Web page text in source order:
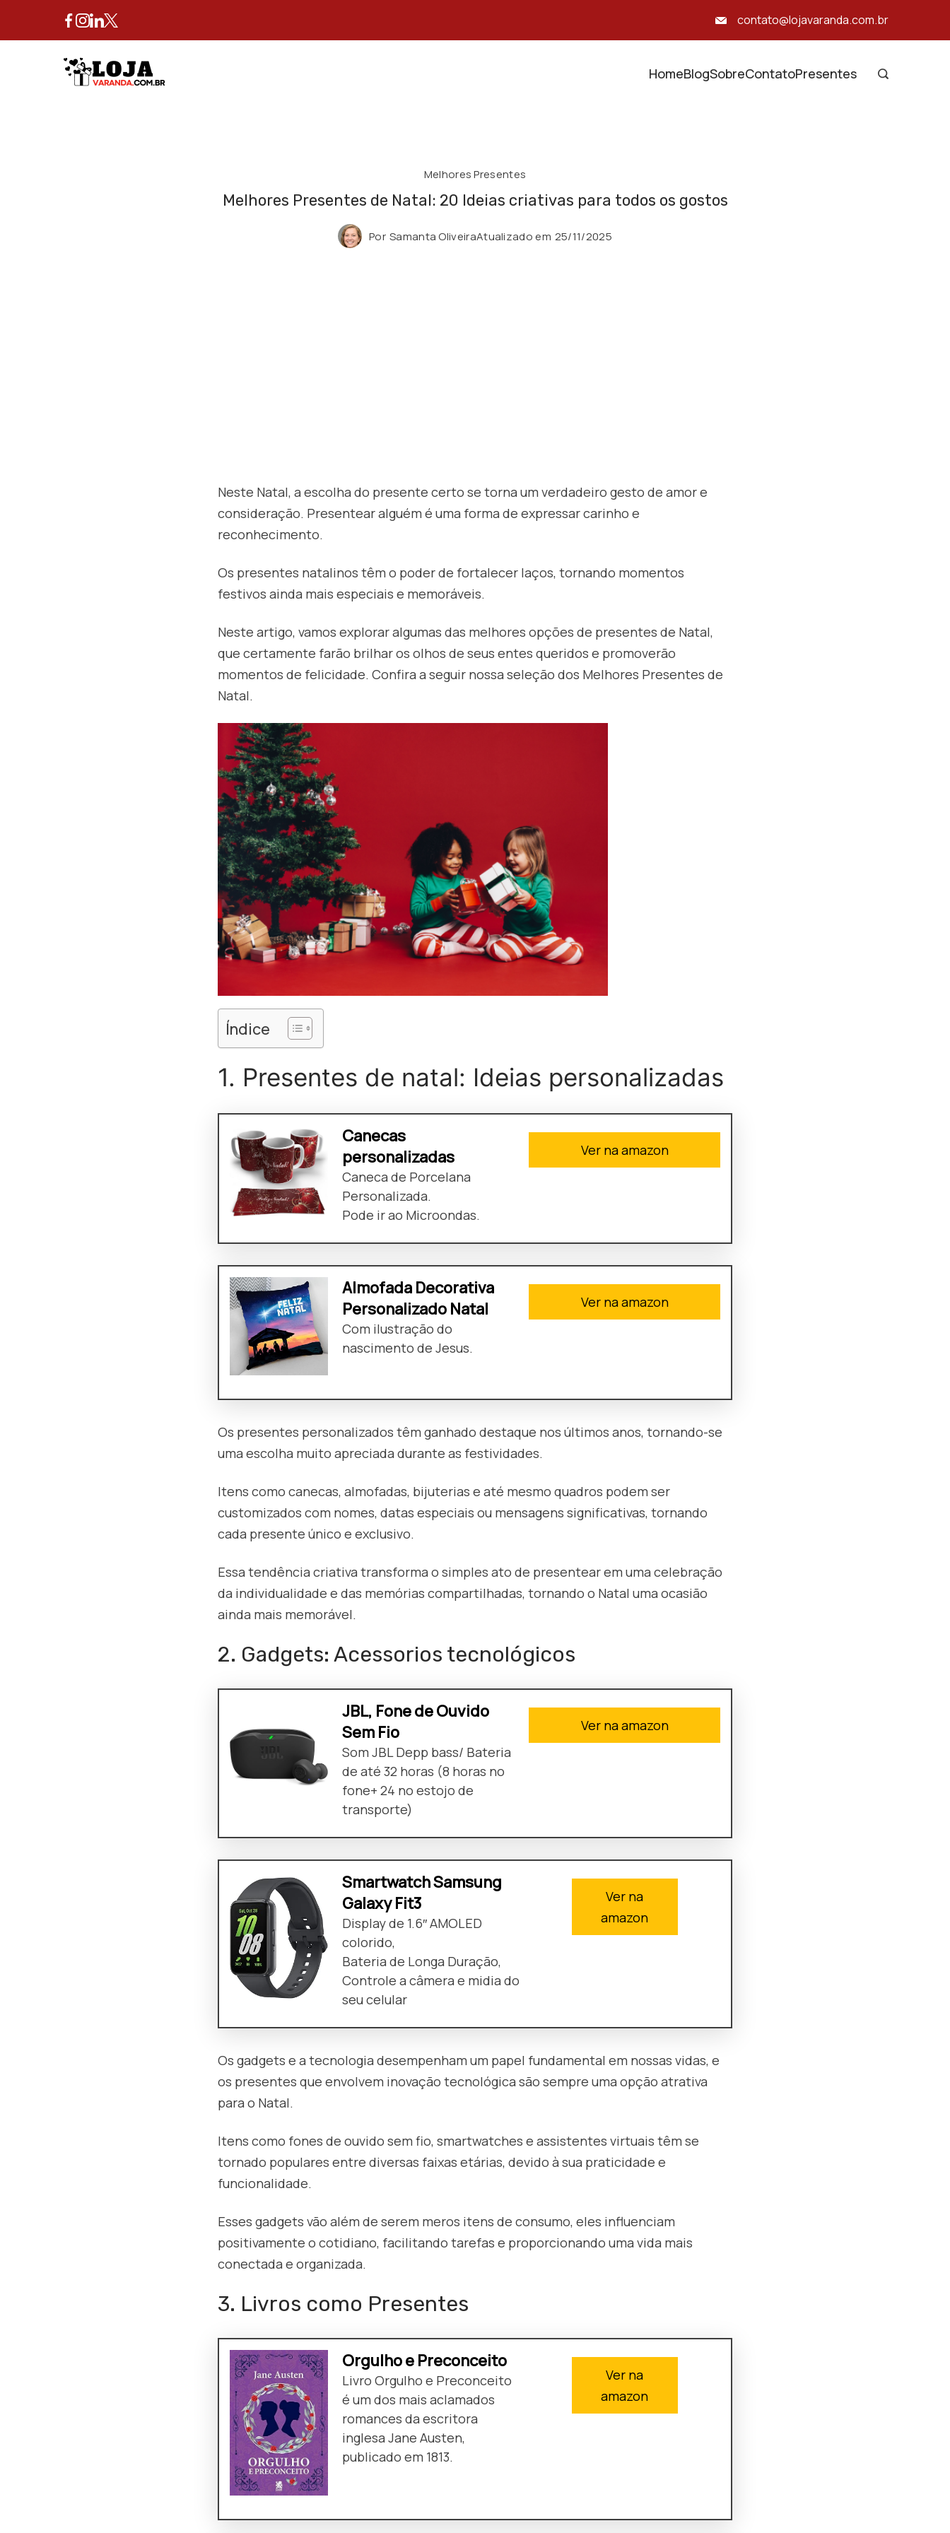
contato@lojavaranda.com.br
HomeBlogSobreContatoPresentes
Melhores Presentes
Melhores Presentes de Natal: 20 Ideias criativas para todos os gostos
Por Samanta OliveiraAtualizado em 25/11/2025
Neste Natal, a escolha do presente certo se torna um verdadeiro gesto de amor e
consideração. Presentear alguém é uma forma de expressar carinho e
reconhecimento.
Os presentes natalinos têm o poder de fortalecer laços, tornando momentos
festivos ainda mais especiais e memoráveis.
Neste artigo, vamos explorar algumas das melhores opções de presentes de Natal,
que certamente farão brilhar os olhos de seus entes queridos e promoverão
momentos de felicidade. Confira a seguir nossa seleção dos Melhores Presentes de
Natal.
Índice
1. Presentes de natal: Ideias personalizadas
Canecas
personalizadas
Caneca de Porcelana
Personalizada.
Pode ir ao Microondas.
Ver na amazon
Almofada Decorativa
Personalizado Natal
Com ilustração do
nascimento de Jesus.
Ver na amazon
Os presentes personalizados têm ganhado destaque nos últimos anos, tornando-se
uma escolha muito apreciada durante as festividades.
Itens como canecas, almofadas, bijuterias e até mesmo quadros podem ser
customizados com nomes, datas especiais ou mensagens significativas, tornando
cada presente único e exclusivo.
Essa tendência criativa transforma o simples ato de presentear em uma celebração
da individualidade e das memórias compartilhadas, tornando o Natal uma ocasião
ainda mais memorável.
2. Gadgets: Acessorios tecnológicos
JBL, Fone de Ouvido
Sem Fio
Som JBL Depp bass/ Bateria
de até 32 horas (8 horas no
fone+ 24 no estojo de
transporte)
Ver na amazon
Smartwatch Samsung
Galaxy Fit3
Display de 1.6″ AMOLED
colorido,
Bateria de Longa Duração,
Controle a câmera e midia do
seu celular
Ver na
amazon
Os gadgets e a tecnologia desempenham um papel fundamental em nossas vidas, e
os presentes que envolvem inovação tecnológica são sempre uma opção atrativa
para o Natal.
Itens como fones de ouvido sem fio, smartwatches e assistentes virtuais têm se
tornado populares entre diversas faixas etárias, devido à sua praticidade e
funcionalidade.
Esses gadgets vão além de serem meros itens de consumo, eles influenciam
positivamente o cotidiano, facilitando tarefas e proporcionando uma vida mais
conectada e organizada.
3. Livros como Presentes
Orgulho e Preconceito
Livro Orgulho e Preconceito
é um dos mais aclamados
romances da escritora
inglesa Jane Austen,
publicado em 1813.
Ver na
amazon